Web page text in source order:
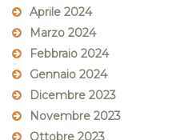
Aprile 2024
Marzo 2024
Febbraio 2024
Gennaio 2024
Dicembre 2023
Novembre 2023
Ottobre 2023